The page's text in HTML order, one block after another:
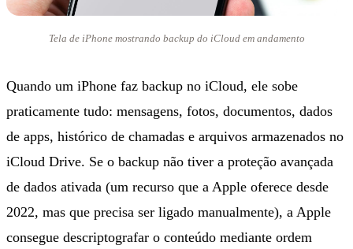
Tela de iPhone mostrando backup do iCloud em andamento
Quando um iPhone faz backup no iCloud, ele sobe
praticamente tudo: mensagens, fotos, documentos, dados
de apps, histórico de chamadas e arquivos armazenados no
iCloud Drive. Se o backup não tiver a proteção avançada
de dados ativada (um recurso que a Apple oferece desde
2022, mas que precisa ser ligado manualmente), a Apple
consegue descriptografar o conteúdo mediante ordem